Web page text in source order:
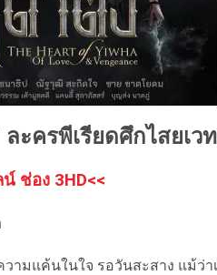
ะครพีเรียดศึกไสยเว
ช่อง 3HD<<
ามแค้นในใจ รอวันสะสาง แม้ว่